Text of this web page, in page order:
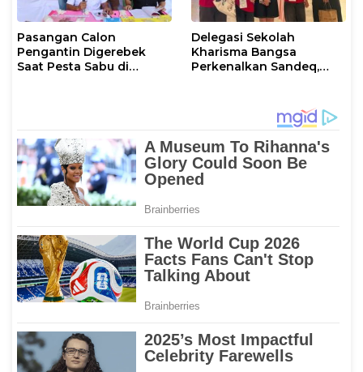
Pasangan Calon
Pengantin Digerebek
Saat Pesta Sabu di
Delegasi Sekolah
Kharisma Bangsa
Perkenalkan Sandeq,
STEAM Olympiad 2026 di